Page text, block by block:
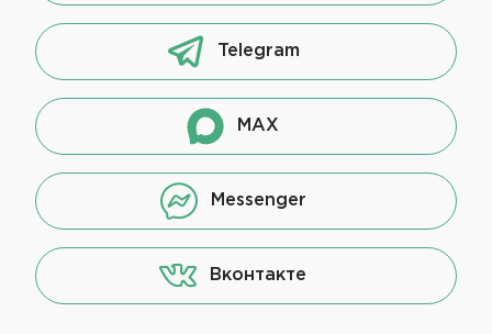
Telegram
MAX
Messenger
Вконтакте